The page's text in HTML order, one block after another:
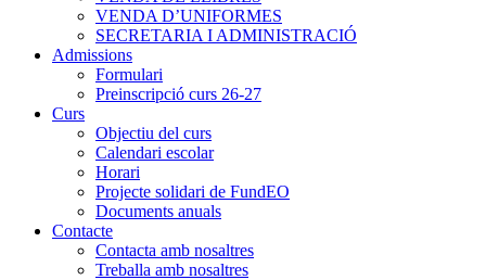
VENDA D’UNIFORMES
SECRETARIA I ADMINISTRACIÓ
Admissions
Formulari
Preinscripció curs 26-27
Curs
Objectiu del curs
Calendari escolar
Horari
Projecte solidari de FundEO
Documents anuals
Contacte
Contacta amb nosaltres
Treballa amb nosaltres